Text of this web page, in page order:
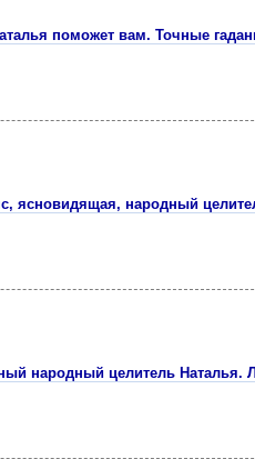
поможет вам. Точные
ясновидящая, народный
народный целитель Наталья.